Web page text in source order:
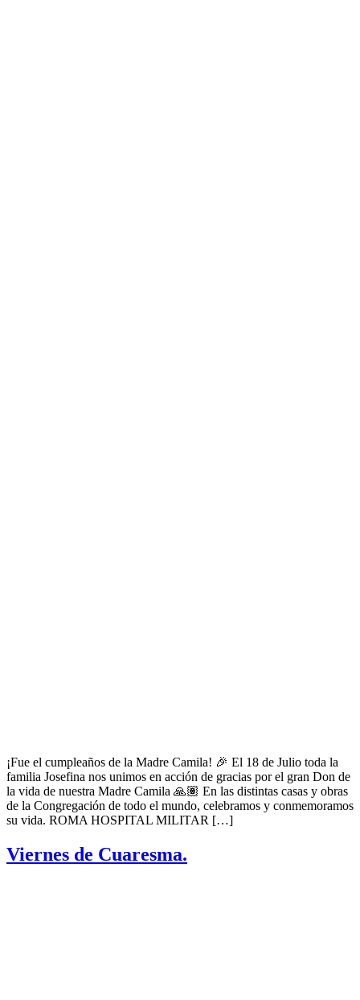
¡Fue el cumpleaños de la Madre Camila! 🎉 El 18 de Julio toda la
familia Josefina nos unimos en acción de gracias por el gran Don de
la vida de nuestra Madre Camila 🙏🏽 En las distintas casas y obras
de la Congregación de todo el mundo, celebramos y conmemoramos
su vida. ROMA HOSPITAL MILITAR […]
Viernes de Cuaresma.